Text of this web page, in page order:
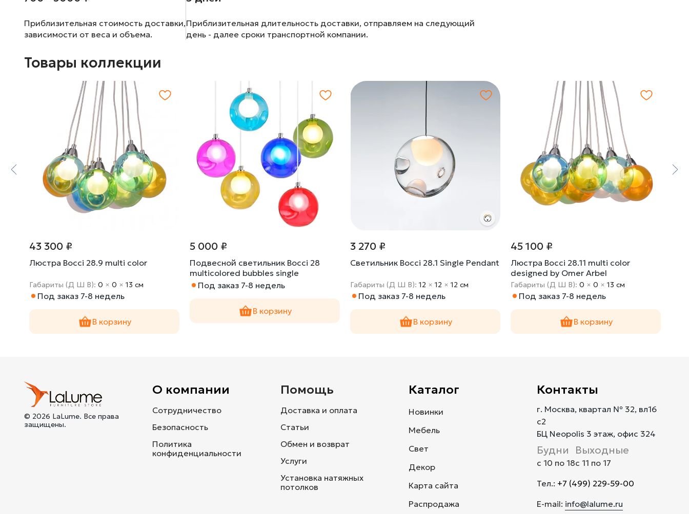
Приблизительная стоимость доставки,
зависимости от веса и объема.
Приблизительная длительность доставки, отправляем на следующий
день - далее сроки транспортной компании.
Товары коллекции
43 300 ₽
Люстра Bocci 28.9 multi color
Габариты (Д Ш В):0 ×0 ×13 cм
Под заказ 7-8 недель
В корзину
5 000 ₽
Подвесной светильник Bocci 28
multicolored bubbles single
Под заказ 7-8 недель
В корзину
3 270 ₽
Светильник Bocci 28.1 Single Pendant
Габариты (Д Ш В):12 ×12 ×12 cм
Под заказ 7-8 недель
В корзину
45 100 ₽
Люстра Bocci 28.11 multi color
designed by Omer Arbel
Габариты (Д Ш В):0 ×0 ×13 cм
Под заказ 7-8 недель
В корзину
© 2026 LaLume. Все права
защищены.
О компании
Сотрудничество
Безопасность
Политика
конфиденциальности
Помощь
Доставка и оплата
Статьи
Обмен и возврат
Услуги
Установка натяжных
потолков
Каталог
Новинки
Мебель
Свет
Декор
Карта сайта
Распродажа
Контакты
г. Москва, квартал № 32, вл16
с2
БЦ Neopolis 3 этаж, офис 324
Будни
с 10 по 18
Выходные
с 11 по 17
Тел.: +7 (499) 229-59-00
E-mail: info@lalume.ru